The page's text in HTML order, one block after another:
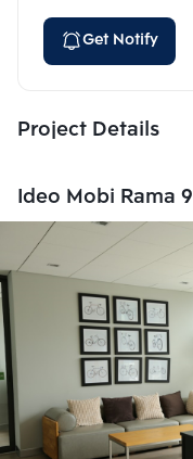
Get Notify
Project Details
Ideo Mobi Rama 9